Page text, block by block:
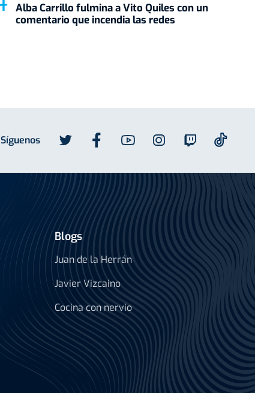
Alba Carrillo fulmina a Vito Quiles con un
comentario que incendia las redes
Síguenos
Blogs
Juan de la Herrán
Javier Vizcaino
Cocina con nervio